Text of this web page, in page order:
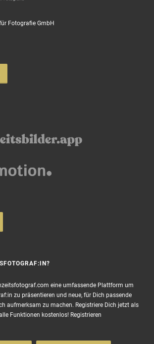
Fotografie GmbH
eine umfassende Plattform um
zu präsentieren und neue, für Dich passende
aufmerksam zu machen. Registriere Dich jetzt als
Funktionen kostenlos! Registrieren